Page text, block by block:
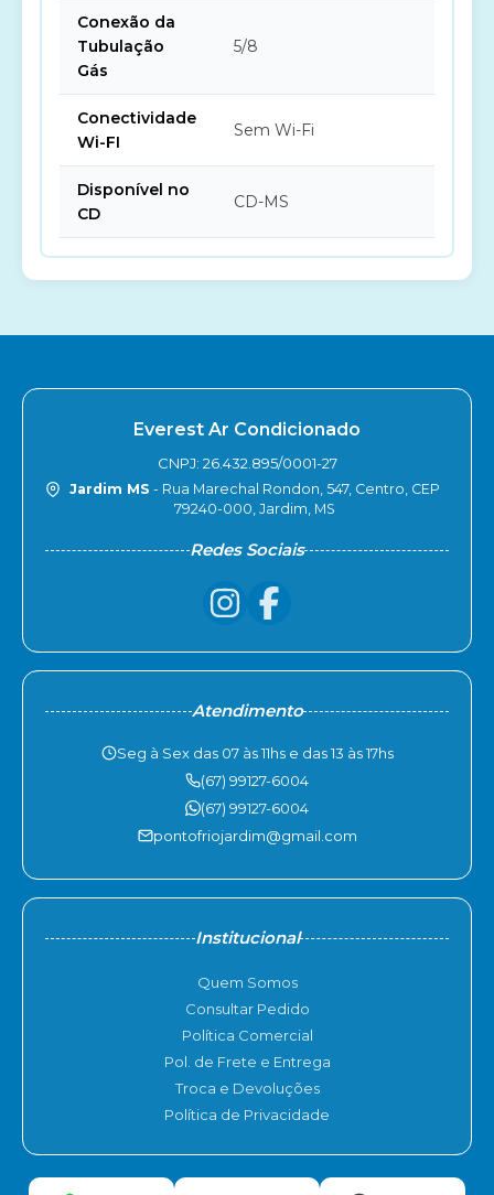
Conexão da
Tubulação
Gás
5/8
Conectividade
Wi-FI
Sem Wi-Fi
Disponível no
CD
CD-MS
Everest Ar Condicionado
CNPJ: 26.432.895/0001-27
Jardim MS - Rua Marechal Rondon, 547, Centro, CEP
79240-000, Jardim, MS
Redes Sociais
Atendimento
Seg à Sex das 07 às 11hs e das 13 às 17hs
(67) 99127-6004
(67) 99127-6004
pontofriojardim@gmail.com
Institucional
Quem Somos
Consultar Pedido
Política Comercial
Pol. de Frete e Entrega
Troca e Devoluções
Política de Privacidade